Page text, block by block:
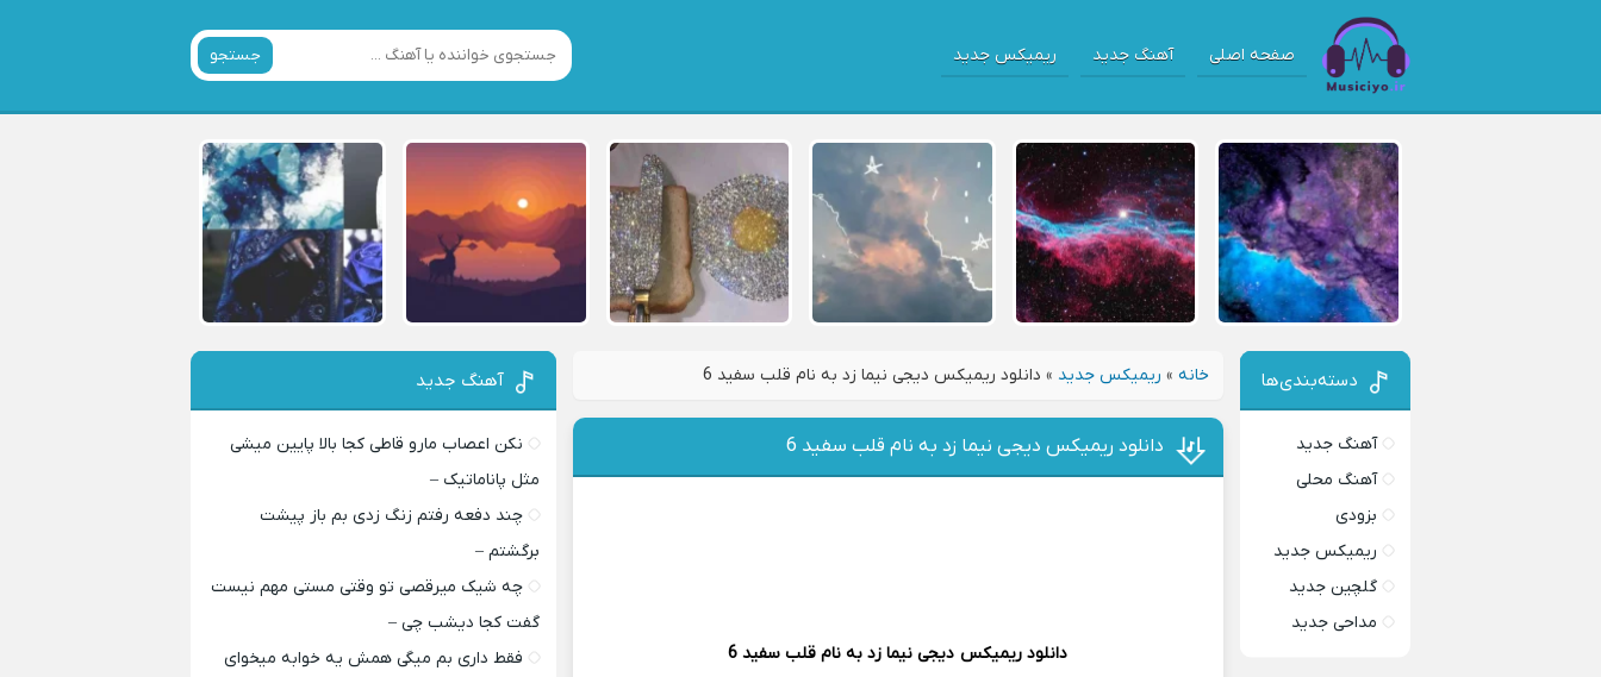
صفحه اصلی آهنگ جدید ریمیکس جدید جستجو
خانه » ریمیکس جدید » دانلود ریمیکس دیجی نیما زد به نام قلب سفید 6
دانلود ریمیکس دیجی نیما زد به نام قلب سفید 6
دانلود ریمیکس دیجی نیما زدبه نام قلب سفید 6
دسته‌بندی‌ها
آهنگ جدید
آهنگ محلی
بزودی
ریمیکس جدید
گلچین جدید
مداحی جدید
آهنگ جدید
نکن اعصاب مارو قاطی کجا بالا پایین میشی
مثل پاناماتیک –
چند دفعه رفتم زنگ زدی بم باز پیشت
برگشتم –
چه شیک میرقصی تو وقتی مستی مهم نیست
گفت کجا دیشب چی –
فقط داری بم میگی همش یه خوابه میخوای